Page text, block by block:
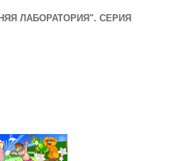
ЛАБОРАТОРИЯ". СЕРИЯ